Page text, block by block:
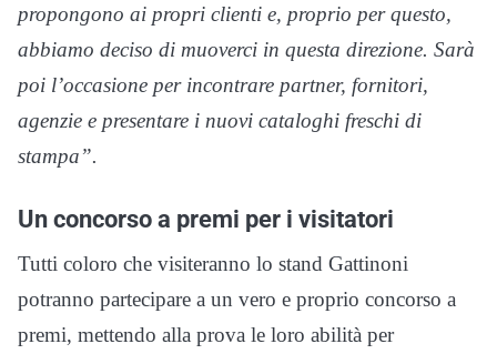
propongono ai propri clienti e, proprio per questo,
abbiamo deciso di muoverci in questa direzione. Sarà
poi l’occasione per incontrare partner, fornitori,
agenzie e presentare i nuovi cataloghi freschi di
stampa”.
Un concorso a premi per i visitatori
Tutti coloro che visiteranno lo stand Gattinoni
potranno partecipare a un vero e proprio concorso a
premi, mettendo alla prova le loro abilità per